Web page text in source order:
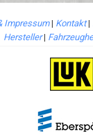
Impressum| Kontakt|
Hersteller|